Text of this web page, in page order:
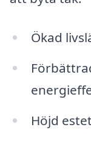
Ökad
Höjd